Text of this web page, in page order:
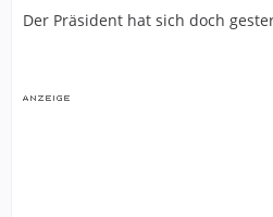
Der Präsident hat sich doch